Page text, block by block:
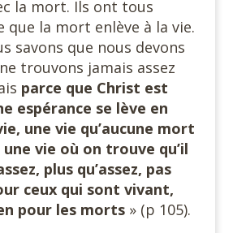
la mort. Ils ont tous
que la mort enlève à la vie.
savons que nous devons
trouvons jamais assez
parce que Christ est
espérance se lève en
une vie qu’aucune mort
vie où on trouve qu’il
plus qu’assez, pas
ceux qui sont vivant,
pour les morts» (p 105).